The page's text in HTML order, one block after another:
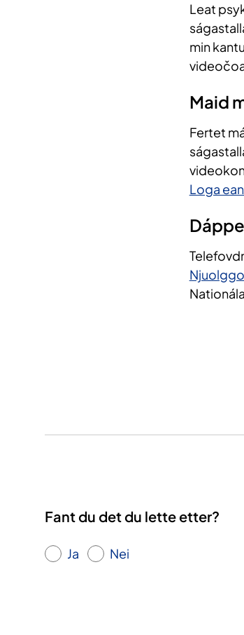
Leat
min
Maid
Fertet
Loga
Fant du det du lette etter?
Ja Nei